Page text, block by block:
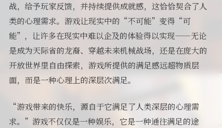
战，给予玩家反馈，并持续提供成就感，这恰恰契合了人
类的心理需求。游戏让现实中的“不可能”变得“可
能”，让许多在现实中难以企及的体验得以实现——无论
是成为天际省的龙裔、穿越未来机械战场，还是在庞大的
开放世界里自由探索，游戏所提供的满足感远超物质层
面，而是一种心理上的深层次满足。
“游戏带来的快乐，源自于它满足了人类深层的心理需
求。”游戏不仅仅是一种娱乐，它是一种通往满足的途